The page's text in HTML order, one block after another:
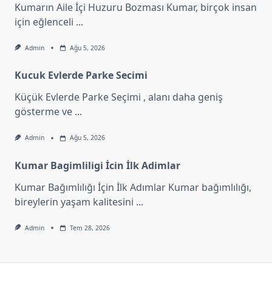
Kumarın Aile İçi Huzuru Bozması Kumar, birçok insan
için eğlenceli ...
Admin Ağu 5, 2026
Kucuk Evlerde Parke Secimi
Küçük Evlerde Parke Seçimi , alanı daha geniş
gösterme ve ...
Admin Ağu 5, 2026
Kumar Bagimliligi İcin İlk Adimlar
Kumar Bağımlılığı İçin İlk Adımlar Kumar bağımlılığı,
bireylerin yaşam kalitesini ...
Admin Tem 28, 2026